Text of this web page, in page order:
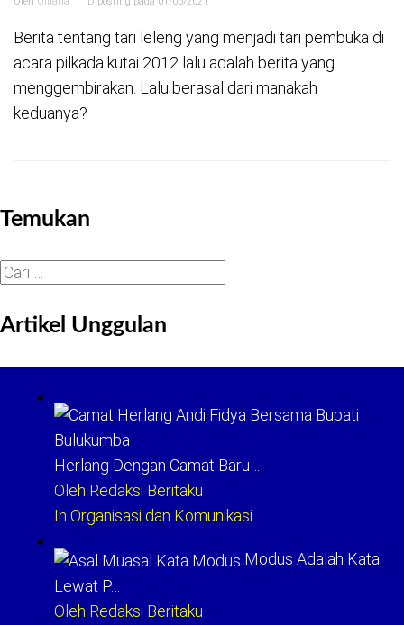
Berita tentang tari leleng yang menjadi tari pembuka di
acara pilkada kutai 2012 lalu adalah berita yang
menggembirakan. Lalu berasal dari manakah
keduanya?
Temukan
Cari
Artikel Unggulan
Herlang Dengan Camat Baru…
Oleh Redaksi Beritaku
In Organisasi dan Komunikasi
Modus Adalah Kata
Lewat P…
Oleh Redaksi Beritaku